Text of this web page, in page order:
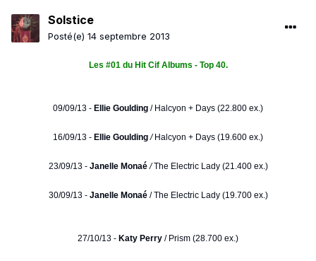
Solstice
Posté(e) 14 septembre 2013
Les #01 du Hit Cif Albums - Top 40.
09/09/13 - Ellie Goulding / Halcyon + Days (22.800 ex.)
16/09/13 - Ellie Goulding /Halcyon + Days (19.600 ex.)
23/09/13 - Janelle Monaé /The Electric Lady (21.400 ex.)
30/09/13 - Janelle Monaé/ The Electric Lady (19.700 ex.)
27/10/13 - Katy Perry / Prism (28.700 ex.)